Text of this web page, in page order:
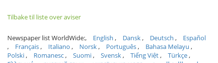
Tilbake til liste over aviser
Newspaper list WorldWide: English Dansk Deutsch
Español
Français
Italiano Norsk Português
Bahasa Melayu
Polski
Romanesc Suomi Svensk Tiếng Việt
Türkçe